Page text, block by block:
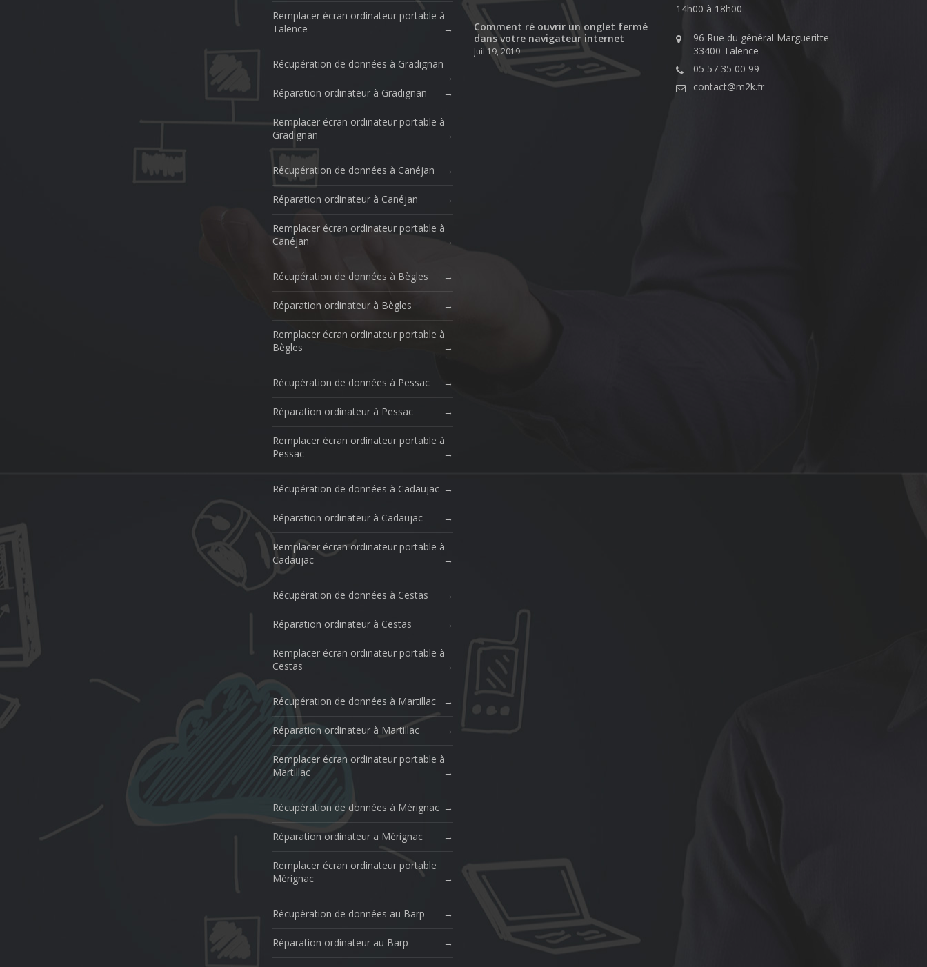
Remplacer écran ordinateur portable à
Talence
Récupération de données à Gradignan
Réparation ordinateur à Gradignan
Remplacer écran ordinateur portable à
Gradignan
Récupération de données à Canéjan
Réparation ordinateur à Canéjan
Remplacer écran ordinateur portable à
Canéjan
Récupération de données à Bègles
Réparation ordinateur à Bègles
Remplacer écran ordinateur portable à
Bègles
Récupération de données à Pessac
Réparation ordinateur à Pessac
Remplacer écran ordinateur portable à
Pessac
Récupération de données à Cadaujac
Réparation ordinateur à Cadaujac
Remplacer écran ordinateur portable à
Cadaujac
Récupération de données à Cestas
Réparation ordinateur à Cestas
Remplacer écran ordinateur portable à
Cestas
Récupération de données à Martillac
Réparation ordinateur à Martillac
Remplacer écran ordinateur portable à
Martillac
Récupération de données à Mérignac
Réparation ordinateur a Mérignac
Remplacer écran ordinateur portable
Mérignac
Récupération de données au Barp
Réparation ordinateur au Barp
Comment ré ouvrir un onglet fermé
dans votre navigateur internet
Juil 19, 2019
14h00 à 18h00
96 Rue du général Margueritte
33400 Talence
05 57 35 00 99
contact@m2k.fr